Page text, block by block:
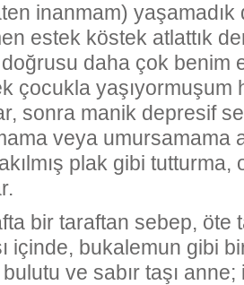
inanmam) yaşamadık
estek köstek atlattık
daha çok benim
çocukla yaşıyormuşum
sonra manik depresif
veya umursamama
plak gibi
bir taraftan sebep, öte
içinde, bukalemun gibi
ve sabır taşı